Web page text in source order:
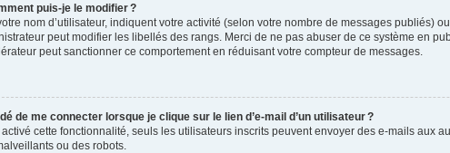
puis-je le modifier ?
nom d’utilisateur, indiquent votre activité (selon votre nombre de messages publiés)
peut modifier les libellés des rangs. Merci de ne pas abuser de ce système en
peut sanctionner ce comportement en réduisant votre compteur de messages.
de me connecter lorsque je clique sur le lien d’e-mail d’un utilisateur ?
cette fonctionnalité, seuls les utilisateurs inscrits peuvent envoyer des e-mails aux
ou des robots.